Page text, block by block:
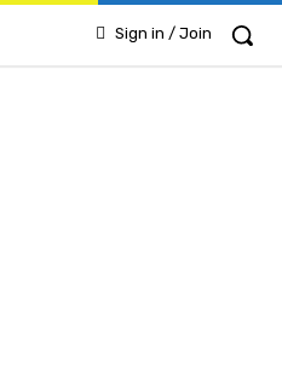
Sign in / Join